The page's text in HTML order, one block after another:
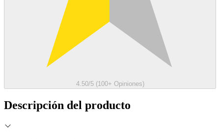
4.50/5 (100+ Opiniones)
Descripción del producto